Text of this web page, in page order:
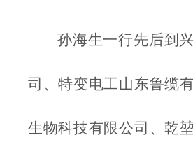
孙海生一行先后到
司、特变电工山东鲁缆
生物科技有限公司、乾